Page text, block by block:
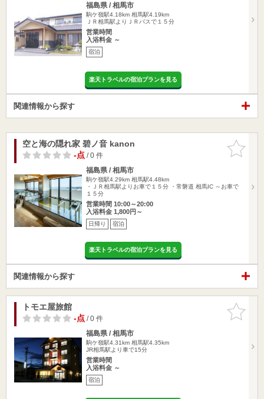
福島県 / 相馬市
駒ケ嶺駅4.18km 相馬駅4.19km
ＪＲ相馬駅よりＪＲバスで１５分
営業時間
入浴料金 ～
宿泊
楽天トラベルの宿泊プランを見る
関連情報から探す
お気に入
りに追加
空と海の隠れ家 碧ノ音 kanon
-点/ 0 件
福島県 / 相馬市
駒ケ嶺駅4.29km 相馬駅4.48km
・ＪＲ相馬駅よりお車で１５分 ・常磐道 相馬IC ～お車で
１５分
営業時間 10:00～20:00
入浴料金 1,800円～
日帰り 宿泊
楽天トラベルの宿泊プランを見る
関連情報から探す
お気に入
りに追加
トモエ屋旅館
-点/ 0 件
福島県 / 相馬市
駒ケ嶺駅4.31km 相馬駅4.35km
JR相馬駅より車で15分
営業時間
入浴料金 ～
宿泊